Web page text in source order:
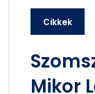
Cikkek
Mikor